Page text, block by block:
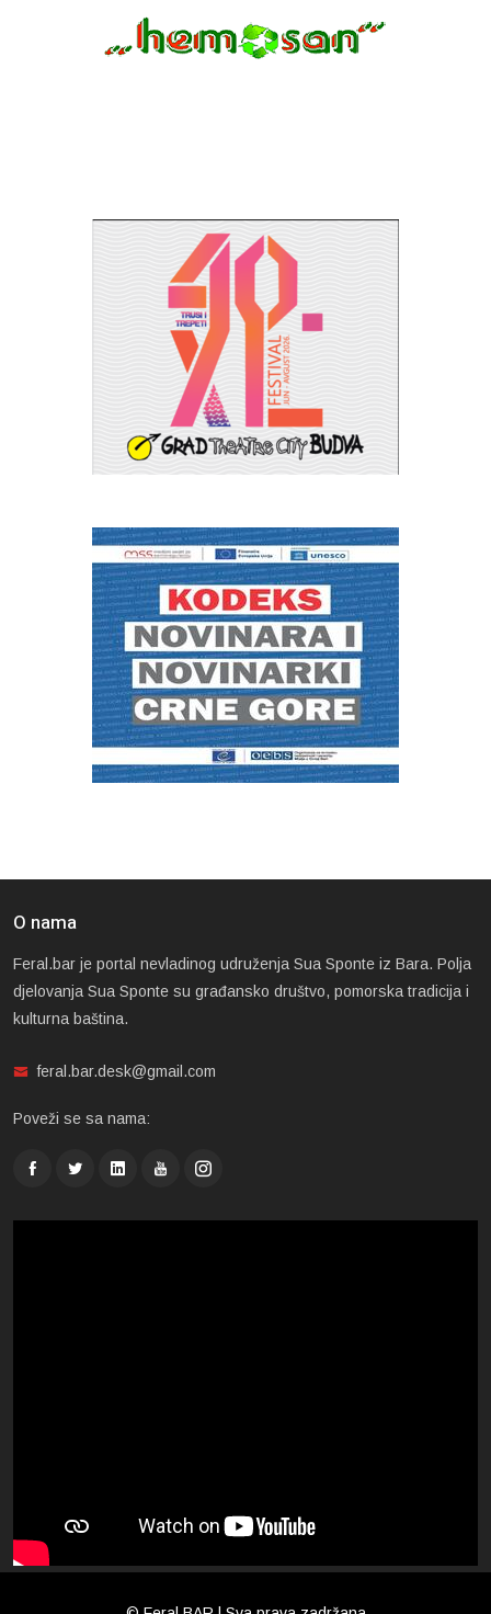
O nama
Feral.bar je portal nevladinog udruženja Sua Sponte iz Bara. Polja
djelovanja Sua Sponte su građansko društvo, pomorska tradicija i
kulturna baština.
feral.bar.desk@gmail.com
Poveži se sa nama: